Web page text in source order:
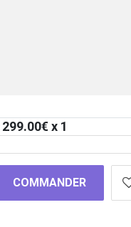
299.00€ x 1
COMMANDER